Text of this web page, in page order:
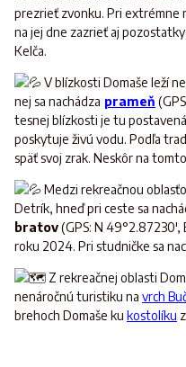
prezrieť zvonku. Pri extrémne
na jej dne zazrieť aj
Kelča.
V blízkosti Domaše leží
nej sa nachádza prameň
tesnej blízkosti je tu
poskytuje živú vodu. Podľa
späť svoj zrak. Neskôr na
Medzi rekreačnou
Detrík, hneď pri ceste sa
bratov(GPS: N 49°2.87230',
roku 2024. Pri studničke sa
Z rekreačnej oblasti
nenáročnú turistiku na vrch
brehoch Domaše ku kostolíku